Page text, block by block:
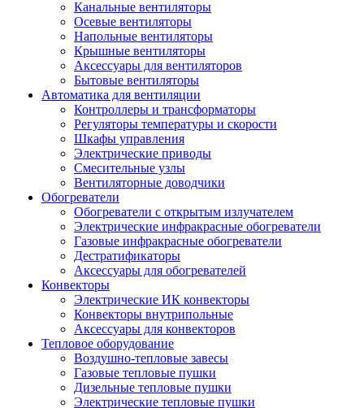
Канальные вентиляторы
Осевые вентиляторы
Напольные вентиляторы
Крышные вентиляторы
Аксессуары для вентиляторов
Бытовые вентиляторы
Автоматика для вентиляции
Контроллеры и трансформаторы
Регуляторы температуры и скорости
Шкафы управления
Электрические приводы
Смесительные узлы
Вентиляторные доводчики
Обогреватели
Обогреватели с открытым излучателем
Электрические инфракрасные обогреватели
Газовые инфракрасные обогреватели
Дестратификаторы
Аксессуары для обогревателей
Конвекторы
Электрические ИК конвекторы
Конвекторы внутрипольные
Аксессуары для конвекторов
Тепловое оборудование
Воздушно-тепловые завесы
Газовые тепловые пушки
Дизельные тепловые пушки
Электрические тепловые пушки